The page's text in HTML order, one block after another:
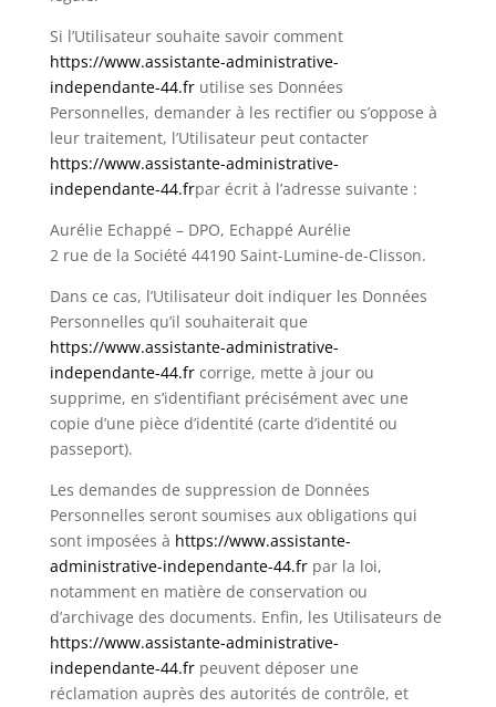
Si l’Utilisateur souhaite savoir comment
https://www.assistante-administrative-
independante-44.frutilise ses Données
Personnelles, demander à les rectifier ou s’oppose à
leur traitement, l’Utilisateur peut contacter
https://www.assistante-administrative-
independante-44.frpar écrit à l’adresse suivante :
Aurélie Echappé – DPO, Echappé Aurélie
2 rue de la Société 44190 Saint-Lumine-de-Clisson.
Dans ce cas, l’Utilisateur doit indiquer les Données
Personnelles qu’il souhaiterait que
https://www.assistante-administrative-
independante-44.frcorrige, mette à jour ou
supprime, en s’identifiant précisément avec une
copie d’une pièce d’identité (carte d’identité ou
passeport).
Les demandes de suppression de Données
Personnelles seront soumises aux obligations qui
sont imposées à https://www.assistante-
administrative-independante-44.frpar la loi,
notamment en matière de conservation ou
d’archivage des documents. Enfin, les Utilisateurs de
https://www.assistante-administrative-
independante-44.frpeuvent déposer une
réclamation auprès des autorités de contrôle, et